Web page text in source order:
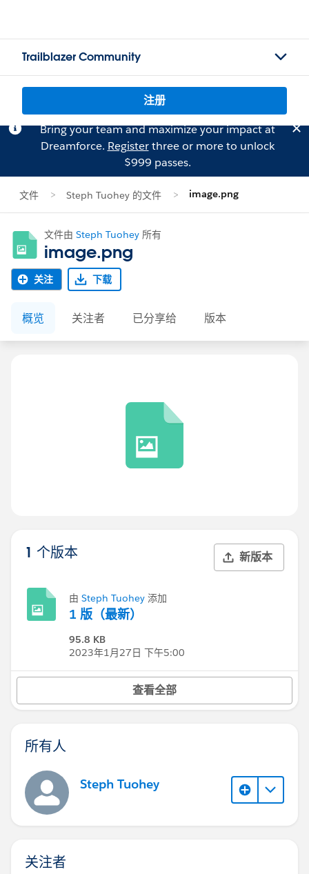
Trailblazer Community
注册
Bring your team and maximize your impact at
Dreamforce. Registerthree or more to unlock
$999 passes.
文件 Steph Tuohey 的文件 image.png
文件由 Steph Tuohey 所有
image.png
关注 下载
概览 关注者 已分享给 版本
1 个版本 新版本
由 Steph Tuohey 添加
1 版（最新）
95.8 KB
2023年1月27日 下午5:00
查看全部
所有人
Steph Tuohey
关注者